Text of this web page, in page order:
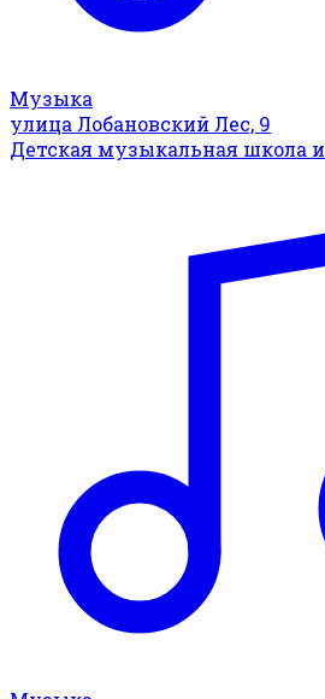
Музыка
улица Лобановский Лес, 9
Детская музыкальная школа